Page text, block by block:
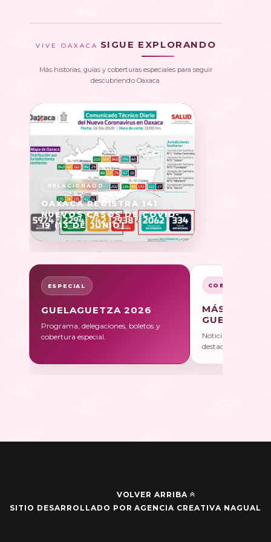
VIVE OAXACA SIGUE EXPLORANDO
Más historias, guías y coberturas especiales para seguir
descubriendo Oaxaca.
OAXACA REGISTRA 141
NUEVOS CASOS DE COVID-
19 (13 DE JUNIO)
ESPECIAL
GUELAGUETZA 2026
Programa, delegaciones, boletos y
cobertura especial.
COBERTURA
MÁS SOBRE
Noticias, galerías y
destacadas.
VOLVER ARRIBA
SITIO DESARROLLADO POR AGENCIA CREATIVA NAGUAL